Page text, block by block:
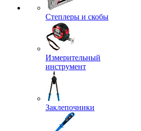
Степлеры и скобы
Измерительный
инструмент
Заклепочники